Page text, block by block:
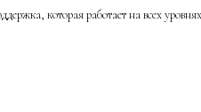
которая работает на всех